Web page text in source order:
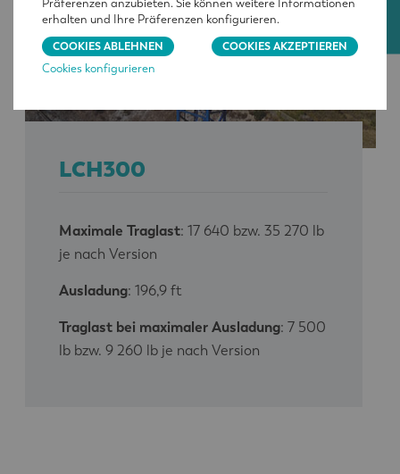
LCH300
Maximale Traglast: 17 640 bzw. 35 270 lb
je nach Version
Ausladung: 196,9 ft
Traglast bei maximaler Ausladung: 7 500
lb bzw. 9 260 lb je nach Version
Präferenzen anzubieten. Sie können weitere Informationen
erhalten und Ihre Präferenzen konfigurieren.
COOKIES ABLEHNEN
COOKIES AKZEPTIEREN
Cookies konfigurieren